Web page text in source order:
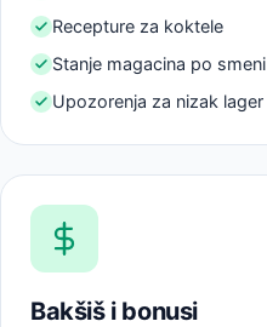
Recepture za koktele
Stanje magacina po smeni
Upozorenja za nizak lager
Bakšiš i bonusi